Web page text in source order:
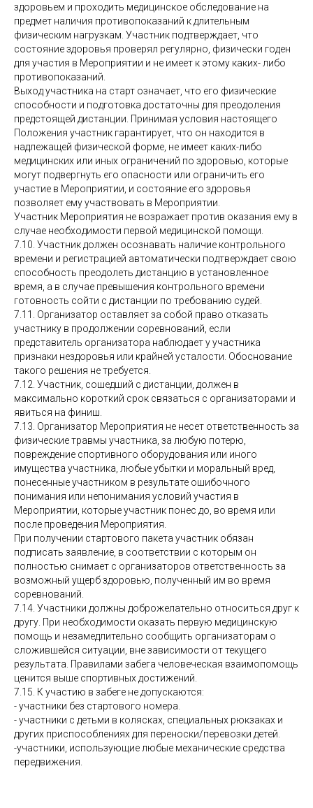
здоровьем и проходить медицинское обследование на
предмет наличия противопоказаний к длительным
физическим нагрузкам. Участник подтверждает, что
состояние здоровья проверял регулярно, физически годен
для участия в Мероприятии и не имеет к этому каких- либо
противопоказаний.
Выход участника на старт означает, что его физические
способности и подготовка достаточны для преодоления
предстоящей дистанции. Принимая условия настоящего
Положения участник гарантирует, что он находится в
надлежащей физической форме, не имеет каких-либо
медицинских или иных ограничений по здоровью, которые
могут подвергнуть его опасности или ограничить его
участие в Мероприятии, и состояние его здоровья
позволяет ему участвовать в Мероприятии.
Участник Мероприятия не возражает против оказания ему в
случае необходимости первой медицинской помощи.
7.10. Участник должен осознавать наличие контрольного
времени и регистрацией автоматически подтверждает свою
способность преодолеть дистанцию в установленное
время, а в случае превышения контрольного времени
готовность сойти с дистанции по требованию судей.
7.11. Организатор оставляет за собой право отказать
участнику в продолжении соревнований, если
представитель организатора наблюдает у участника
признаки нездоровья или крайней усталости. Обоснование
такого решения не требуется.
7.12. Участник, сошедший с дистанции, должен в
максимально короткий срок связаться с организаторами и
явиться на финиш.
7.13. Организатор Мероприятия не несет ответственность за
физические травмы участника, за любую потерю,
повреждение спортивного оборудования или иного
имущества участника, любые убытки и моральный вред,
понесенные участником в результате ошибочного
понимания или непонимания условий участия в
Мероприятии, которые участник понес до, во время или
после проведения Мероприятия.
При получении стартового пакета участник обязан
подписать заявление, в соответствии с которым он
полностью снимает с организаторов ответственность за
возможный ущерб здоровью, полученный им во время
соревнований.
7.14. Участники должны доброжелательно относиться друг к
другу. При необходимости оказать первую медицинскую
помощь и незамедлительно сообщить организаторам о
сложившейся ситуации, вне зависимости от текущего
результата. Правилами забега человеческая взаимопомощь
ценится выше спортивных достижений.
7.15. К участию в забеге не допускаются:
- участники без стартового номера.
- участники с детьми в колясках, специальных рюкзаках и
других приспособлениях для переноски/перевозки детей.
-участники, использующие любые механические средства
передвижения.